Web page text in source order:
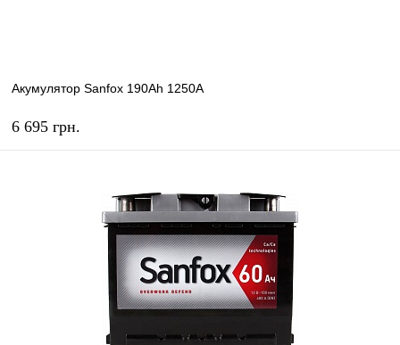
Акумулятор Sanfox 190Ah 1250A
6 695 грн.
В наличии